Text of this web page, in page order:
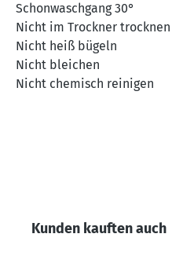
Schonwaschgang 30°
Nicht im Trockner trocknen
Nicht heiß bügeln
Nicht bleichen
Nicht chemisch reinigen
Produktgalerie
Kunden kauften auch